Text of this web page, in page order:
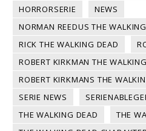
HORRORSERIE
NEWS
NORMAN REEDUS THE
RICK THE WALKING DEAD
ROBERT KIRKMAN THE
ROBERT KIRKMANS THE
SERIE NEWS
THE WALKING DEAD
THE